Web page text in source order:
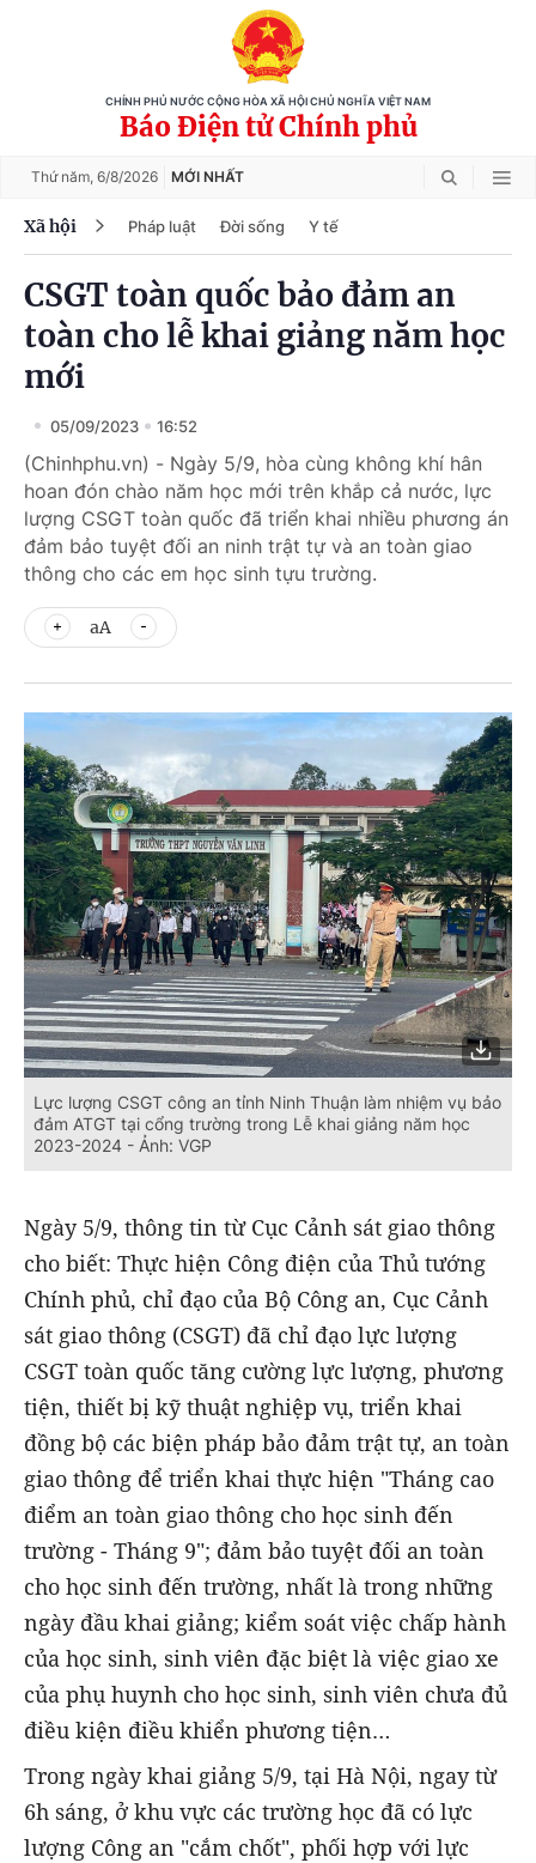
CHÍNH PHỦ NƯỚC CỘNG HÒA XÃ HỘI CHỦ NGHĨA VIỆT NAM
Báo Điện tử Chính phủ
Thứ năm, 6/8/2026 MỚI NHẤT
Xã hội Pháp luật Đời sống Y tế
CSGT toàn quốc bảo đảm an
toàn cho lễ khai giảng năm học
mới
05/09/2023 16:52
(Chinhphu.vn) - Ngày 5/9, hòa cùng không khí hân
hoan đón chào năm học mới trên khắp cả nước, lực
lượng CSGT toàn quốc đã triển khai nhiều phương án
đảm bảo tuyệt đối an ninh trật tự và an toàn giao
thông cho các em học sinh tựu trường.
aA
Lực lượng CSGT công an tỉnh Ninh Thuận làm nhiệm vụ bảo
đảm ATGT tại cổng trường trong Lễ khai giảng năm học
2023-2024 - Ảnh: VGP
Ngày 5/9, thông tin từ Cục Cảnh sát giao thông
cho biết: Thực hiện Công điện của Thủ tướng
Chính phủ, chỉ đạo của Bộ Công an, Cục Cảnh
sát giao thông (CSGT) đã chỉ đạo lực lượng
CSGT toàn quốc tăng cường lực lượng, phương
tiện, thiết bị kỹ thuật nghiệp vụ, triển khai
đồng bộ các biện pháp bảo đảm trật tự, an toàn
giao thông để triển khai thực hiện "Tháng cao
điểm an toàn giao thông cho học sinh đến
trường - Tháng 9"; đảm bảo tuyệt đối an toàn
cho học sinh đến trường, nhất là trong những
ngày đầu khai giảng; kiểm soát việc chấp hành
của học sinh, sinh viên đặc biệt là việc giao xe
của phụ huynh cho học sinh, sinh viên chưa đủ
điều kiện điều khiển phương tiện…
Trong ngày khai giảng 5/9, tại Hà Nội, ngay từ
6h sáng, ở khu vực các trường học đã có lực
lượng Công an "cắm chốt", phối hợp với lực